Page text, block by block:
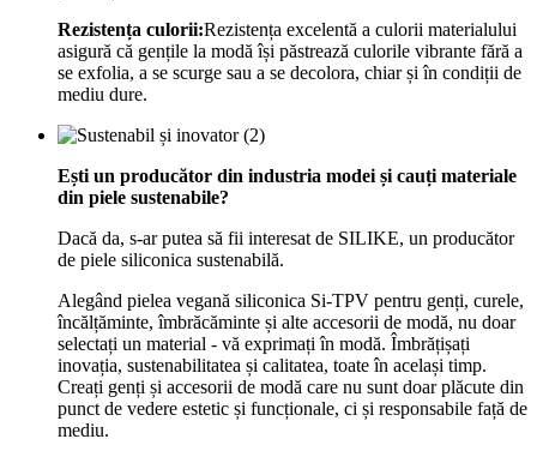
Rezistența culorii:Rezistența excelentă a culorii materialului
asigură că gențile la modă își păstrează culorile vibrante fără a
se exfolia, a se scurge sau a se decolora, chiar și în condiții de
mediu dure.
Ești un producător din industria modei și cauți materiale
din piele sustenabile?
Dacă da, s-ar putea să fii interesat de SILIKE, un producător
de piele siliconica sustenabilă.
Alegând pielea vegană siliconica Si-TPV pentru genți, curele,
încălțăminte, îmbrăcăminte și alte accesorii de modă, nu doar
selectați un material - vă exprimați în modă. Îmbrățișați
inovația, sustenabilitatea și calitatea, toate în același timp.
Creați genți și accesorii de modă care nu sunt doar plăcute din
punct de vedere estetic și funcționale, ci și responsabile față de
mediu.